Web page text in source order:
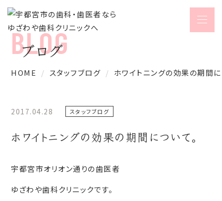
ブログ
HOME スタッフブログ ホワイトニングの効果の期間に
2017.04.28 スタッフブログ
ホワイトニングの効果の期間について。
宇都宮市オリオン通りの歯医者
ゆざわや歯科クリニックです。